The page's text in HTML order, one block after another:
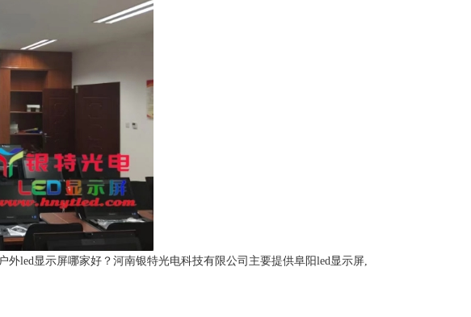
led显示屏哪家好？河南银特光电科技有限公司主要提供阜阳led显示屏,